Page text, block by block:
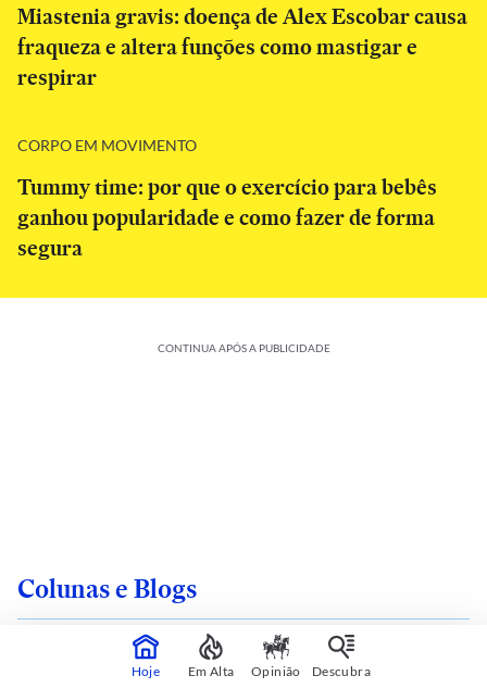
Miastenia gravis: doença de Alex Escobar causa
fraqueza e altera funções como mastigar e
respirar
CORPO EM MOVIMENTO
Tummy time: por que o exercício para bebês
ganhou popularidade e como fazer de forma
segura
CONTINUA APÓS A PUBLICIDADE
Colunas e Blogs
Hoje Em Alta Opinião Descubra